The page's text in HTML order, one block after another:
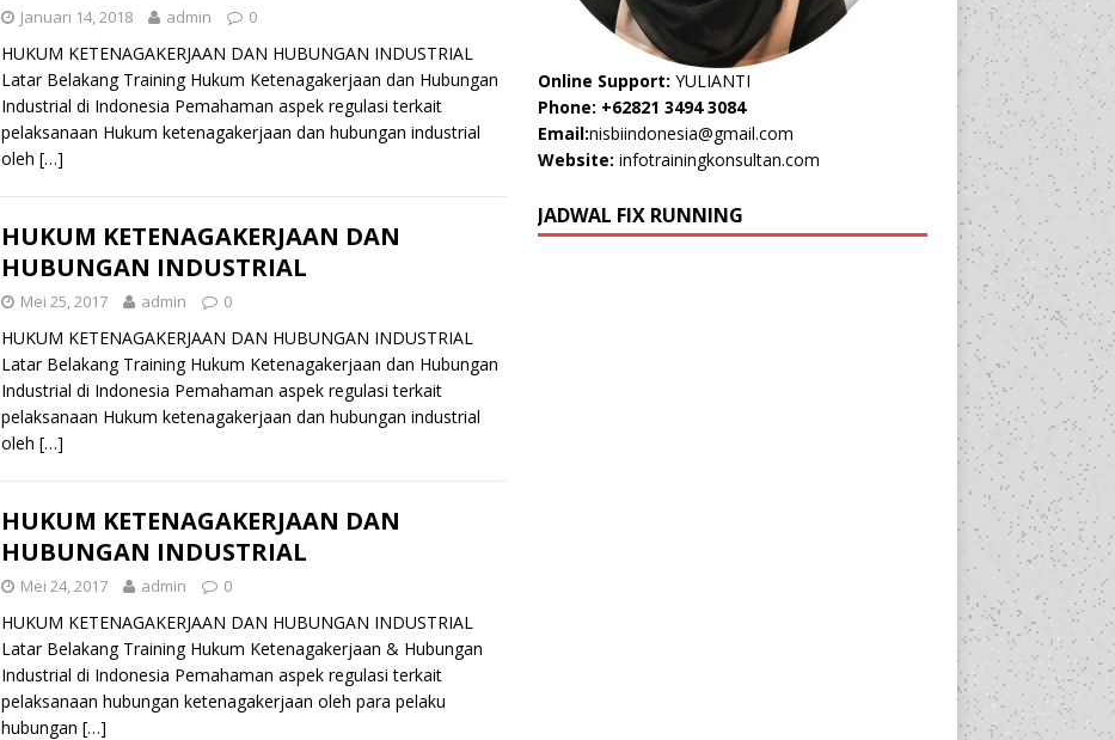
Januari 14, 2018 admin 0
HUKUM KETENAGAKERJAAN DAN HUBUNGAN INDUSTRIAL
Latar Belakang Training Hukum Ketenagakerjaan dan Hubungan
Industrial di Indonesia Pemahaman aspek regulasi terkait
pelaksanaan Hukum ketenagakerjaan dan hubungan industrial
oleh […]
HUKUM KETENAGAKERJAAN DAN
HUBUNGAN INDUSTRIAL
Mei 25, 2017 admin 0
HUKUM KETENAGAKERJAAN DAN HUBUNGAN INDUSTRIAL
Latar Belakang Training Hukum Ketenagakerjaan dan Hubungan
Industrial di Indonesia Pemahaman aspek regulasi terkait
pelaksanaan Hukum ketenagakerjaan dan hubungan industrial
oleh […]
HUKUM KETENAGAKERJAAN DAN
HUBUNGAN INDUSTRIAL
Mei 24, 2017 admin 0
HUKUM KETENAGAKERJAAN DAN HUBUNGAN INDUSTRIAL
Latar Belakang Training Hukum Ketenagakerjaan & Hubungan
Industrial di Indonesia Pemahaman aspek regulasi terkait
pelaksanaan hubungan ketenagakerjaan oleh para pelaku
hubungan […]
Online Support: YULIANTI
Phone: +62821 3494 3084
Email:nisbiindonesia@gmail.com
Website: infotrainingkonsultan.com
JADWAL FIX RUNNING